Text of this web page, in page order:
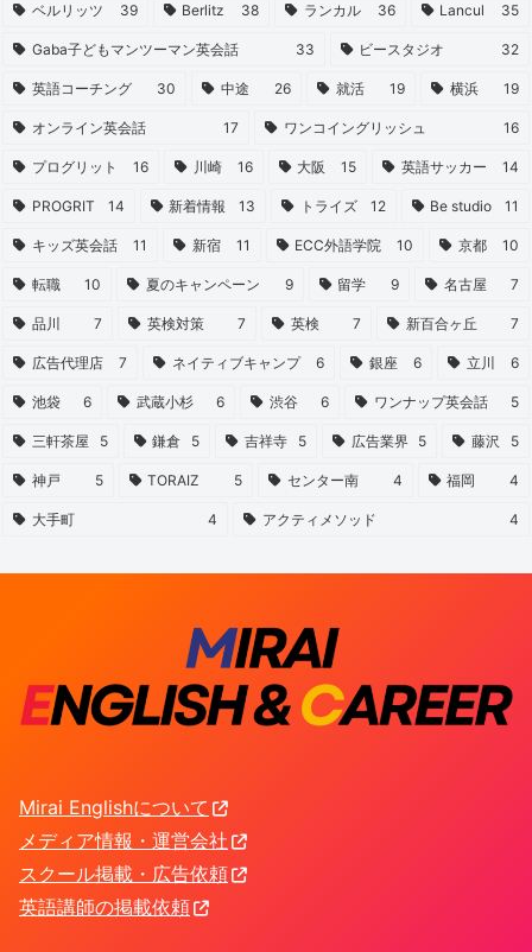
ベルリッツ 39 Berlitz 38 ランカル 36 Lancul 35
Gaba子どもマンツーマン英会話 33 ビースタジオ 32
英語コーチング 30 中途 26 就活 19 横浜 19
オンライン英会話 17 ワンコイングリッシュ 16
プログリット 16 川崎 16 大阪 15 英語サッカー 14
PROGRIT 14 新着情報 13 トライズ 12 Be studio 11
キッズ英会話 11 新宿 11 ECC外語学院 10 京都 10
転職 10 夏のキャンペーン 9 留学 9 名古屋 7
品川 7 英検対策 7 英検 7 新百合ヶ丘 7
広告代理店 7 ネイティブキャンプ 6 銀座 6 立川 6
池袋 6 武蔵小杉 6 渋谷 6 ワンナップ英会話 5
三軒茶屋 5 鎌倉 5 吉祥寺 5 広告業界 5 藤沢 5
神戸 5 TORAIZ 5 センター南 4 福岡 4
大手町 4 アクティメソッド 4
Mirai Englishについて
メディア情報・運営会社
スクール掲載・広告依頼
英語講師の掲載依頼